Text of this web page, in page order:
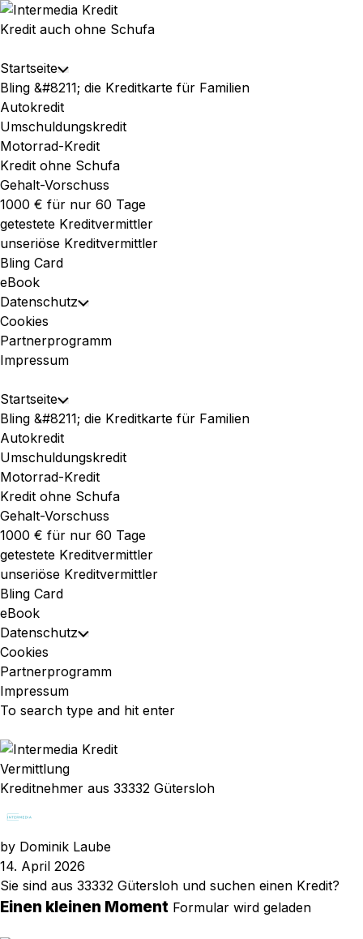
Skip
to
Kredit auch ohne Schufa
Expand
Menu
Startseite Toggle
Child
Menu
Bling &#8211; die Kreditkarte für Familien
Autokredit
Umschuldungskredit
Motorrad-Kredit
Kredit ohne Schufa
Gehalt-Vorschuss
1000 € für nur 60 Tage
getestete Kreditvermittler
unseriöse Kreditvermittler
Bling Card
eBook
Datenschutz Toggle
Menu
Cookies
Partnerprogramm
Impressum
Expand
Menu
Startseite Toggle
Child
Menu
Bling &#8211; die Kreditkarte für Familien
Autokredit
Umschuldungskredit
Motorrad-Kredit
Kredit ohne Schufa
Gehalt-Vorschuss
1000 € für nur 60 Tage
getestete Kreditvermittler
unseriöse Kreditvermittler
Bling Card
eBook
Datenschutz Toggle
Menu
Cookies
Partnerprogramm
Impressum
Vermittlung
Kreditnehmer aus 33332 Gütersloh
by Dominik Laube
14. April 2026
Sie sind aus 33332 Gütersloh und suchen einen Kredit?
Einen kleinen Moment Formular wird geladen